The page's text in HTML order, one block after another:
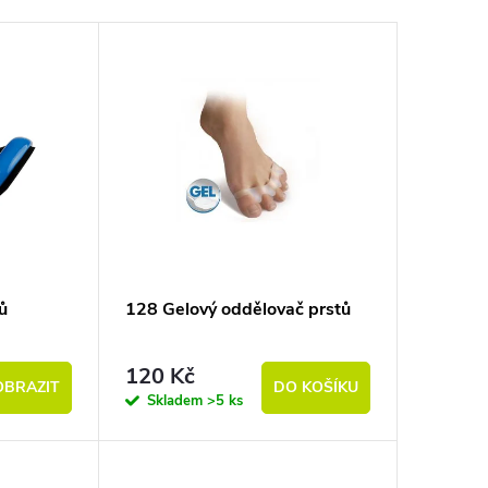
128 Gelový oddělovač prstů
120 Kč
Skladem >5 ks
DO KOŠÍKU